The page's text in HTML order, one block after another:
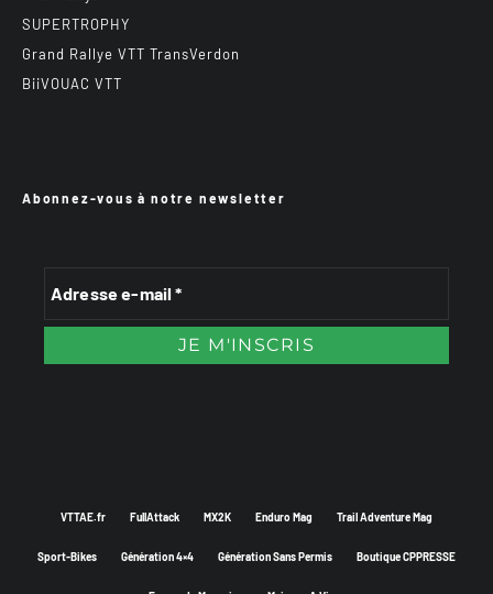
SUPERTROPHY
Grand Rallye VTT TransVerdon
BiiVOUAC VTT
Abonnez-vous à notre newsletter
VTTAE.fr FullAttack MX2K Enduro Mag Trail Adventure Mag
Sport-Bikes Génération 4×4 Génération Sans Permis Boutique CPPRESSE